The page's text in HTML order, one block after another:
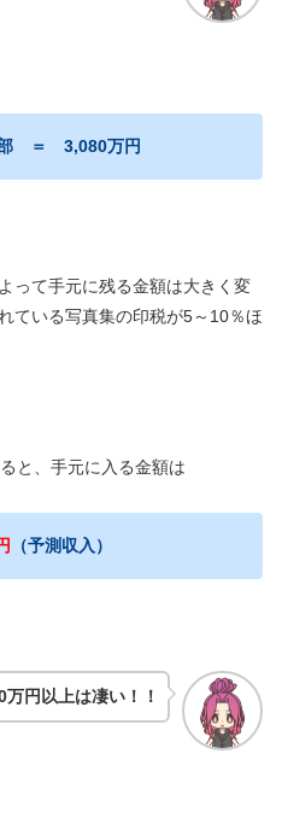
部 ＝ 3,080万円
って手元に残る金額は大きく変
ている写真集の印税が5～10％ほ
と、手元に入る金額は
（予測収入）
万円以上は凄い！！